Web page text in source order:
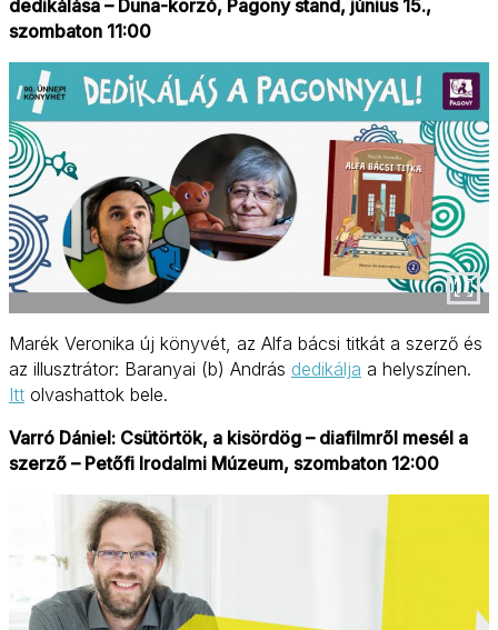
dedikálása – Duna-korzó, Pagony stand, június 15.,
szombaton 11:00
Marék Veronika új könyvét, az Alfa bácsi titkát a szerző és
az illusztrátor: Baranyai (b) András dedikálja a helyszínen.
Itt olvashattok bele.
Varró Dániel: Csütörtök, a kisördög – diafilmről mesél a
szerző – Petőfi Irodalmi Múzeum, szombaton 12:00